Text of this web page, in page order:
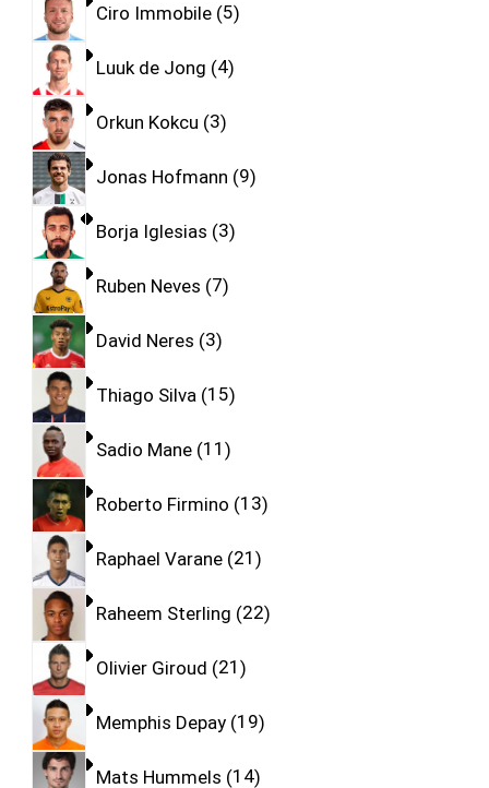
Ciro Immobile 5
Luuk de Jong 4
Orkun Kokcu 3
Jonas Hofmann 9
Borja Iglesias 3
Ruben Neves 7
David Neres 3
Thiago Silva 15
Sadio Mane 11
Roberto Firmino 13
Raphael Varane 21
Raheem Sterling 22
Olivier Giroud 21
Memphis Depay 19
Mats Hummels 14